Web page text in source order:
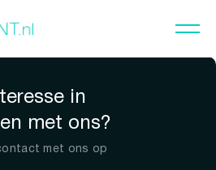
in
met ons?
met ons op